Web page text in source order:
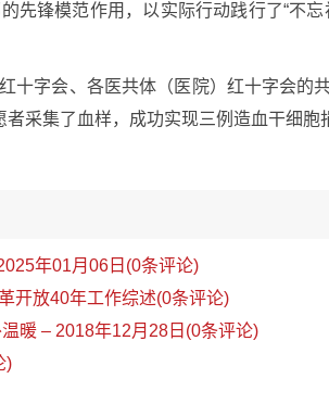
先锋模范作用，以实际行动践行了“不
十字会、各医共体（医院）红十字会的
采集了血样，成功实现三例造血干细胞
年01月06日(0条评论)
开放40年工作综述(0条评论)
暖 – 2018年12月28日(0条评论)
)